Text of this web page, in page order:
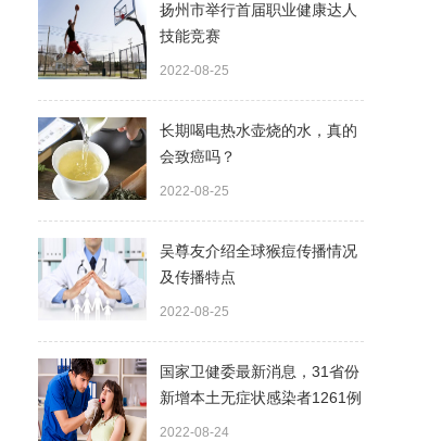
扬州市举行首届职业健康达人
技能竞赛
2022-08-25
长期喝电热水壶烧的水，真的
会致癌吗？
2022-08-25
吴尊友介绍全球猴痘传播情况
及传播特点
2022-08-25
国家卫健委最新消息，31省份
新增本土无症状感染者1261例
2022-08-24